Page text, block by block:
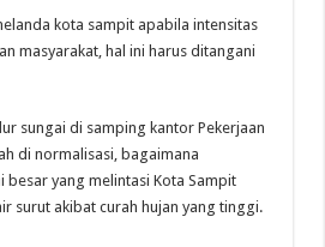
kota sampit apabila intensitas
masyarakat, hal ini harus ditangani
sungai di samping kantor Pekerjaan
di normalisasi, bagaimana
yang melintasi Kota Sampit
surut akibat curah hujan yang tinggi.